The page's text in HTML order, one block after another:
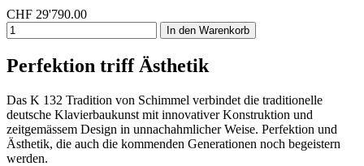
CHF 29'790.00
In den Warenkorb
Perfektion triff Ästhetik
Das K 132 Tradition von Schimmel verbindet die traditionelle
deutsche Klavierbaukunst mit innovativer Konstruktion und
zeitgemässem Design in unnachahmlicher Weise. Perfektion und
Ästhetik, die auch die kommenden Generationen noch begeistern
werden.